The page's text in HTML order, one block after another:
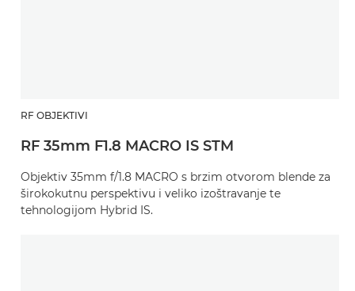
RF OBJEKTIVI
RF 35mm F1.8 MACRO IS STM
Objektiv 35mm f/1.8 MACRO s brzim otvorom blende za
širokokutnu perspektivu i veliko izoštravanje te
tehnologijom Hybrid IS.